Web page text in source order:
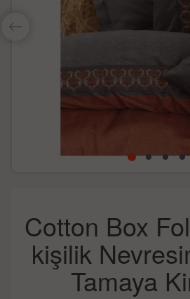
Cotton Box
kişilik
Tamaya